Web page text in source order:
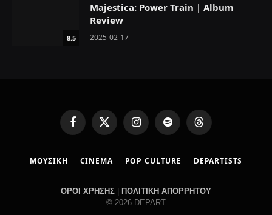
8.5
Majestica: Power Train | Album
Review
2025-02-17
F
o
X
w
t
e
I
t
r
a
S
t
y
T
e
s
ΜΟΥΣΙΚΗ CINEMA POP CULTURE DEPARTISTS
ΟΡΟΙ ΧΡΗΣΗΣ
ΠΟΛΙΤΙΚΗ ΑΠΟΡΡΗΤΟΥ
© 2026 DEPART